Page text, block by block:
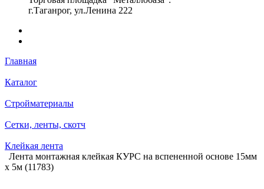
г.Таганрог, ул.Ленина 222
Главная
Каталог
Стройматериалы
Сетки, ленты, скотч
Клейкая лента
Лента монтажная клейкая КУРС на вспененной основе 15мм
х 5м (11783)